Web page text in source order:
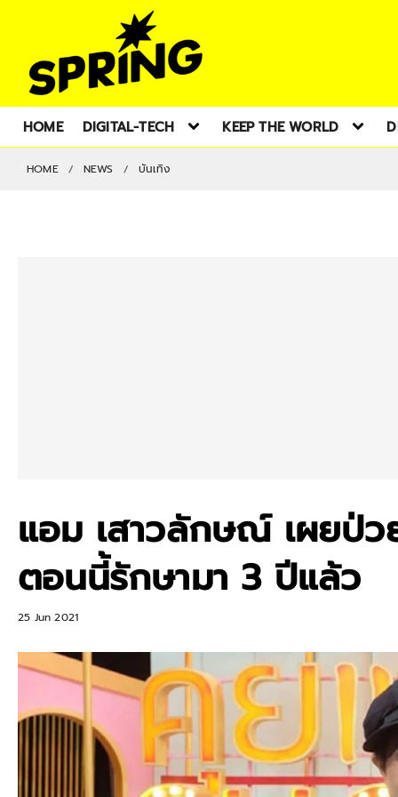
HOME DIGITAL-TECH KEEP THE WORLD
HOME NEWS บันเทิง
แอม เสาวลักษณ์ เผยป่ว
ตอนนี้รักษามา 3 ปีแล้ว
25 Jun 2021